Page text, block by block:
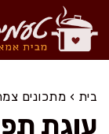
לדלג
לתוכן
בית › מתכונים
עוגת